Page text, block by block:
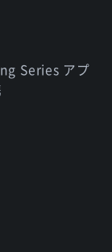
Series アプ